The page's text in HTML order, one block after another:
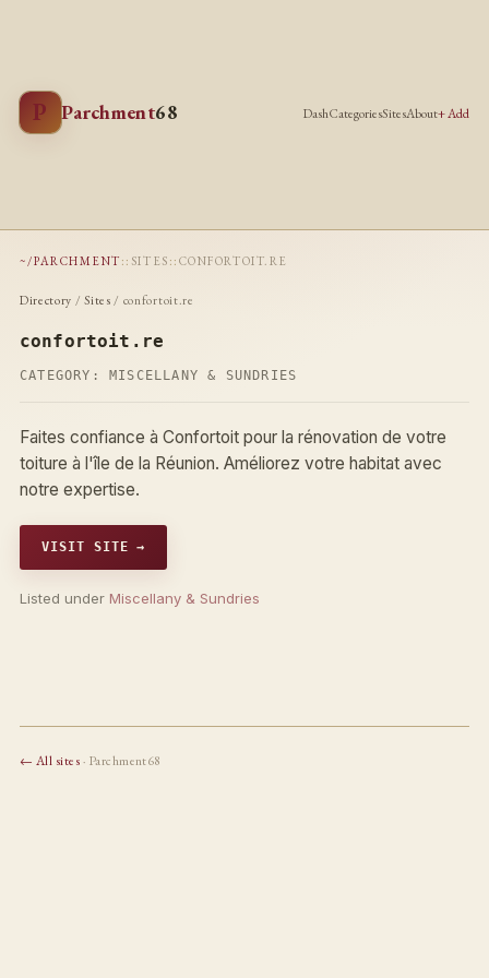
P Parchment68 DashCategoriesSitesAbout+ Add
~/PARCHMENT :: SITES :: CONFORTOIT.RE
Directory /Sites / confortoit.re
confortoit.re
CATEGORY: MISCELLANY & SUNDRIES
Faites confiance à Confortoit pour la rénovation de votre
toiture à l'île de la Réunion. Améliorez votre habitat avec
notre expertise.
VISIT SITE →
Listed under Miscellany & Sundries
← All sites· Parchment68